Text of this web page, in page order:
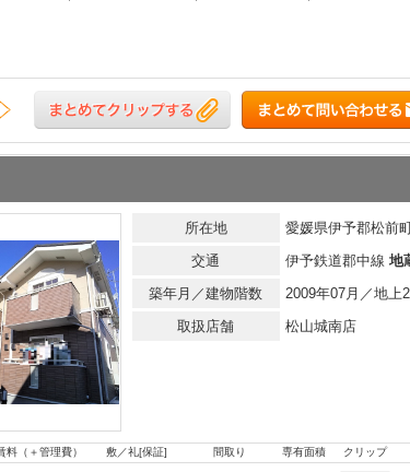
所在地
愛媛県伊予郡松前
交通
伊予鉄道郡中線 地
築年月／建物階数
2009年07月／地上
取扱店舗
松山城南店
料（＋管理費） 敷／礼[保証] 間取り 専有面積 クリップ